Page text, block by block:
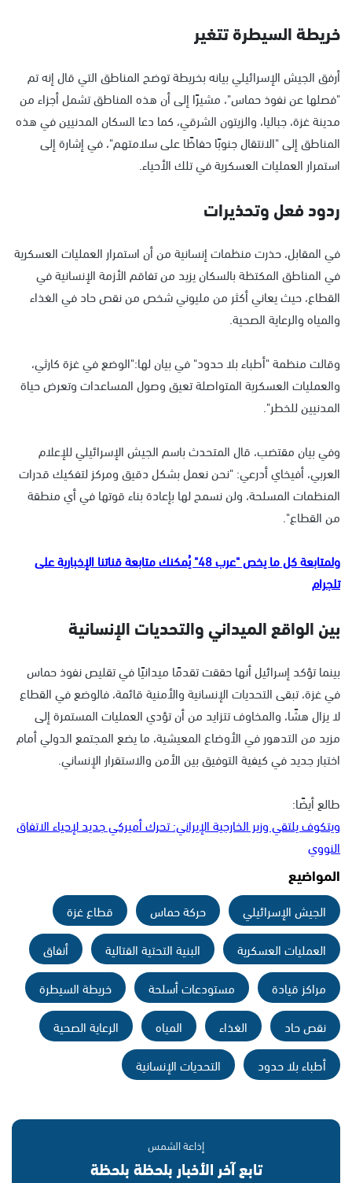
خريطة السيطرة تتغير
أرفق الجيش الإسرائيلي بيانه بخريطة توضح المناطق التي قال إنه تم
"فصلها عن نفوذ حماس"، مشيرًا إلى أن هذه المناطق تشمل أجزاء من
مدينة غزة، جباليا، والزيتون الشرقي، كما دعا السكان المدنيين في هذه
المناطق إلى "الانتقال جنوبًا حفاظًا على سلامتهم"، في إشارة إلى
استمرار العمليات العسكرية في تلك الأحياء.
ردود فعل وتحذيرات
في المقابل، حذرت منظمات إنسانية من أن استمرار العمليات العسكرية
في المناطق المكتظة بالسكان يزيد من تفاقم الأزمة الإنسانية في
القطاع، حيث يعاني أكثر من مليوني شخص من نقص حاد في الغذاء
والمياه والرعاية الصحية.
وقالت منظمة "أطباء بلا حدود" في بيان لها:"الوضع في غزة كارثي،
والعمليات العسكرية المتواصلة تعيق وصول المساعدات وتعرض حياة
المدنيين للخطر".
وفي بيان مقتضب، قال المتحدث باسم الجيش الإسرائيلي للإعلام
العربي، أفيخاي أدرعي: "نحن نعمل بشكل دقيق ومركز لتفكيك قدرات
المنظمات المسلحة، ولن نسمح لها بإعادة بناء قوتها في أي منطقة
من القطاع".
ولمتابعة كل ما يخص "عرب 48" يُمكنك متابعة قناتنا الإخبارية على
تلجرام
بين الواقع الميداني والتحديات الإنسانية
بينما تؤكد إسرائيل أنها حققت تقدمًا ميدانيًا في تقليص نفوذ حماس
في غزة، تبقى التحديات الإنسانية والأمنية قائمة، فالوضع في القطاع
لا يزال هشًا، والمخاوف تتزايد من أن تؤدي العمليات المستمرة إلى
مزيد من التدهور في الأوضاع المعيشية، ما يضع المجتمع الدولي أمام
اختبار جديد في كيفية التوفيق بين الأمن والاستقرار الإنساني.
طالع أيضًا:
ويتكوف يلتقي وزير الخارجية الإيراني: تحرك أميركي جديد لإحياء الاتفاق
النووي
المواضيع
الجيش الإسرائيلي حركة حماس
قطاع غزة
العمليات العسكرية
البنية التحتية القتالية
أنفاق
مراكز قيادة
مستودعات أسلحة
خريطة السيطرة
نقص حاد
الغذاء المياه
الرعاية الصحية
أطباء بلا حدود
التحديات الإنسانية
إذاعة الشمس
تابع آخر الأخبار بلحظة بلحظة